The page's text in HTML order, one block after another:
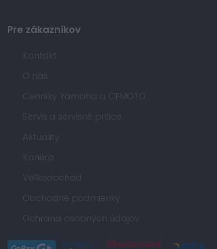
Pre zákazníkov
Kontakt
O nás
Cenníky Yamaha a CFMOTO
Servis a servisné práce
Aktuality
Kariéra
Veľkoobchod
Obchodné podmienky
Ochrana osobných údajov